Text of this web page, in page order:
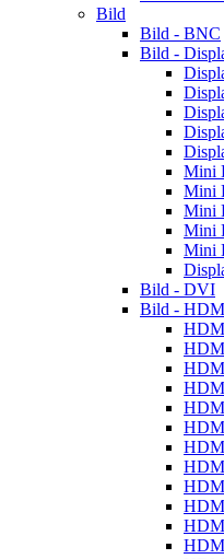
Bild
Bild - BNC
Bild -
Mini
Mini
Mini
Mini
Mini
Bild - DVI
Bild -